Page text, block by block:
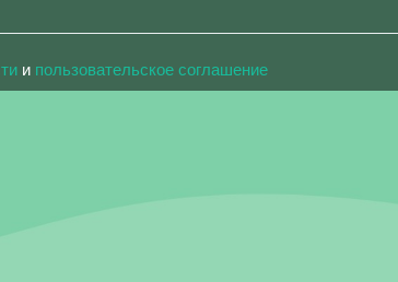
и пользовательское соглашение